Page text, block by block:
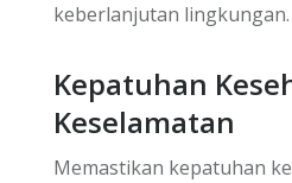
keberlanjutan lingkungan.
Kepatuhan
Keselamatan
Memastikan kepatuhan